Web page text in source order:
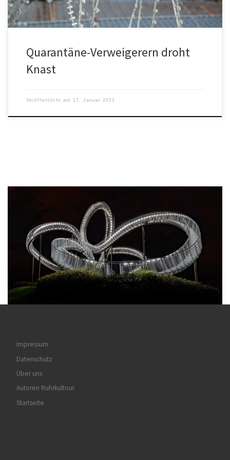
Quarantäne-Verweigerern droht
Knast
Veröffentlicht am 17. Januar 2021
Impressum
Datenschutz
Über uns
Autoren Ruhrkultour
Startseite